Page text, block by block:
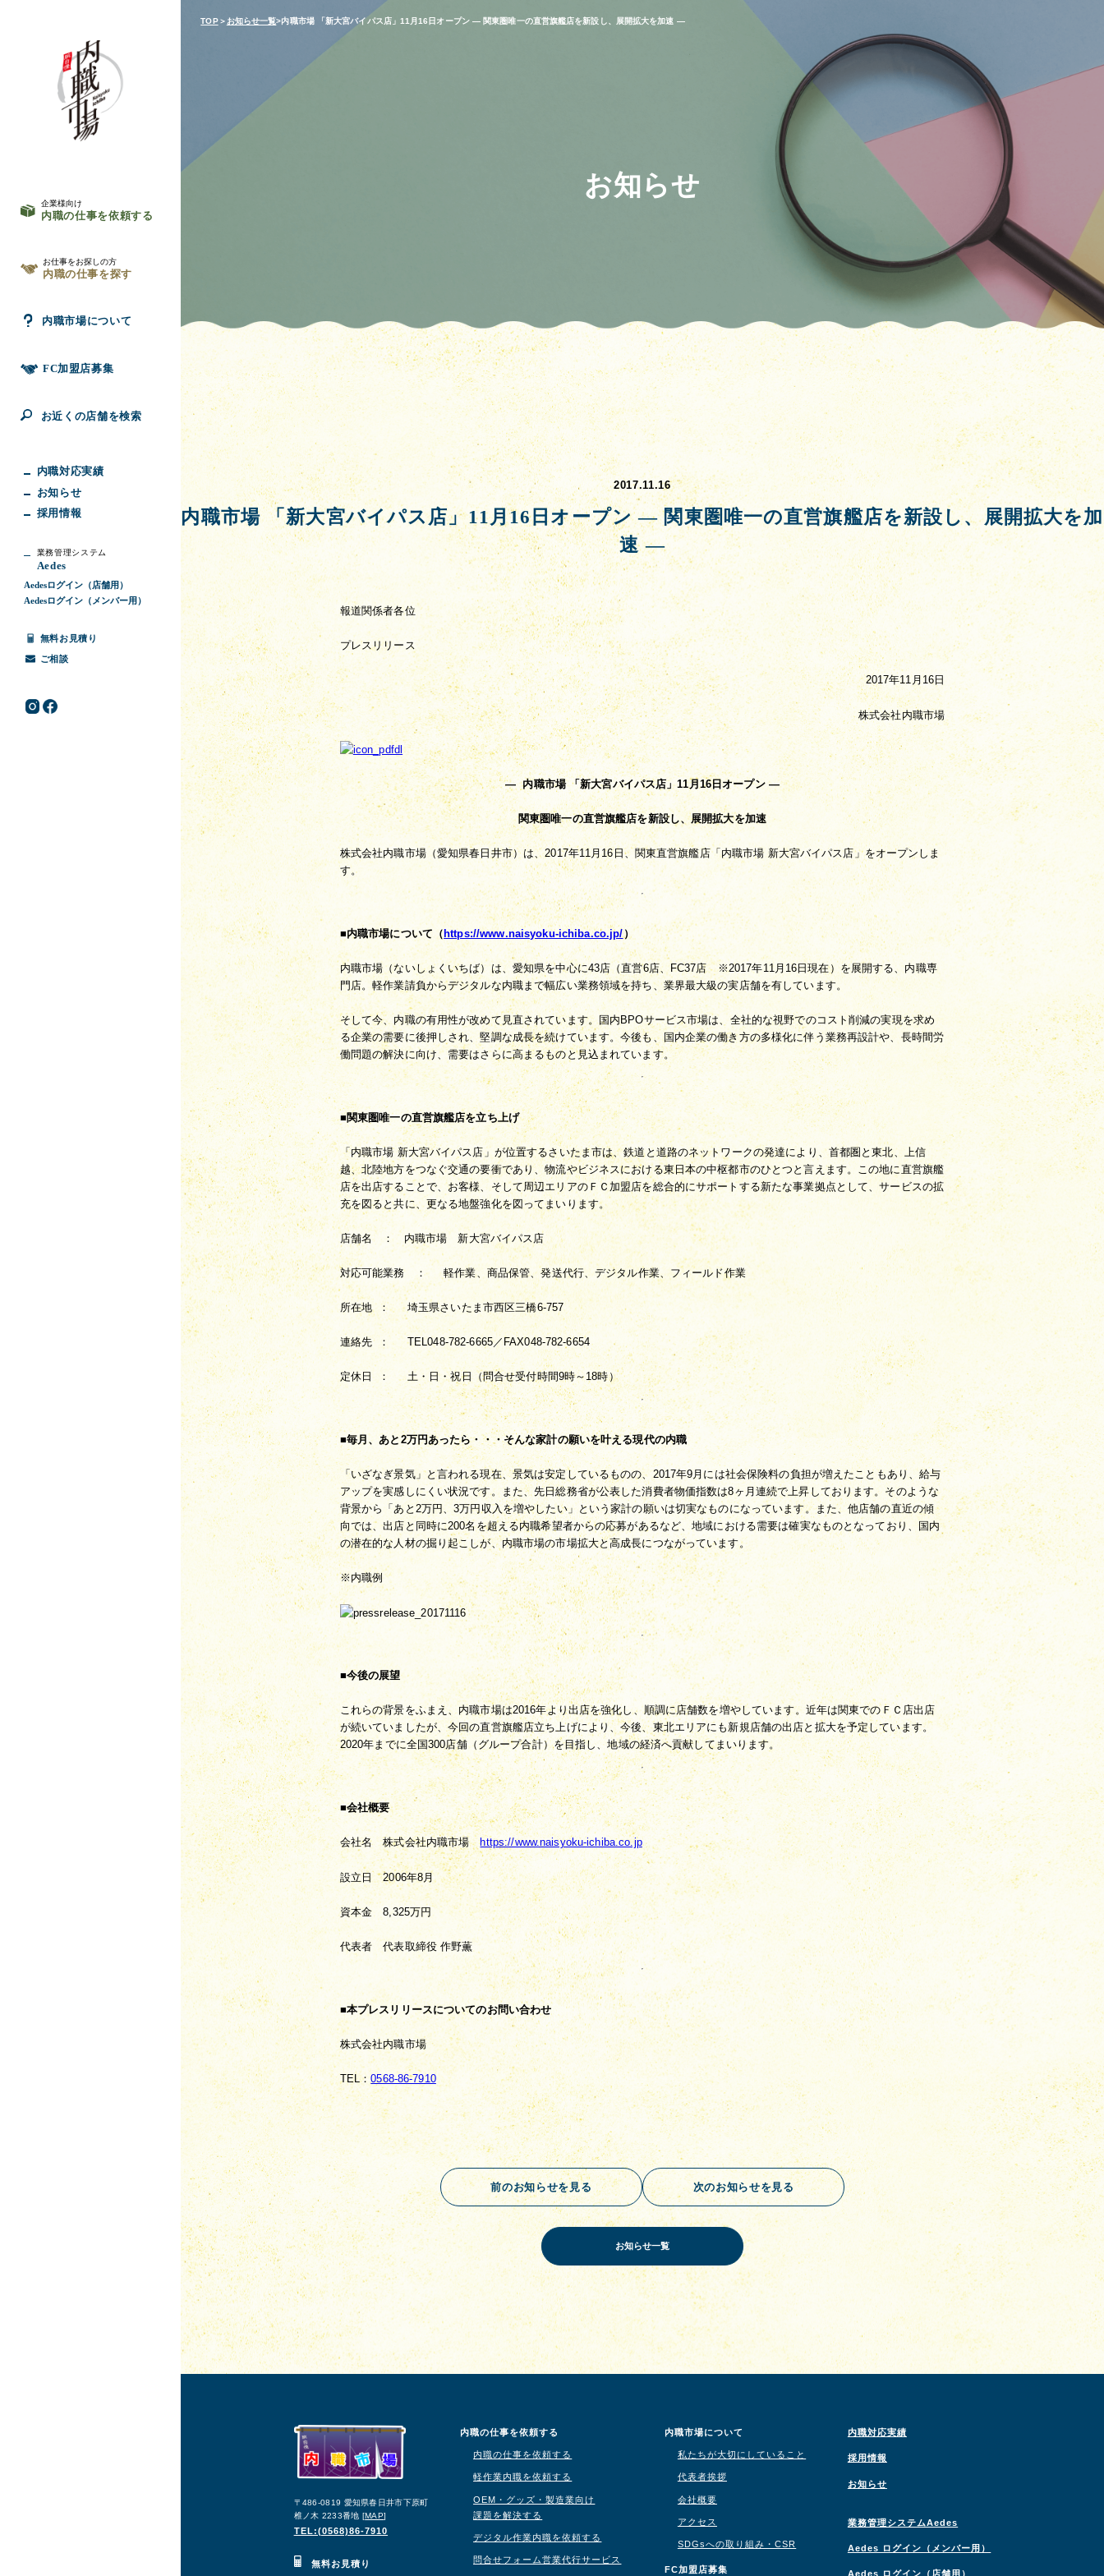
企業様向け
内職の仕事を依頼する
お仕事をお探しの方
内職の仕事を探す
内職市場について
FC加盟店募集
お近くの店舗を検索
内職対応実績
お知らせ
採用情報
業務管理システム
Aedes
Aedesログイン（店舗用）
Aedesログイン（メンバー用）
無料お見積り
ご相談
TOP＞お知らせ一覧>内職市場 「新大宮バイパス店」11月16日オープン — 関東圏唯一の直営旗艦店を新設し、展開拡大を加速 —
お知らせ
2017.11.16
内職市場 「新大宮バイパス店」11月16日オープン — 関東圏唯一の直営旗艦店を新設し、展開拡大を加
速 —
報道関係者各位
プレスリリース
2017年11月16日
株式会社内職市場
—  内職市場 「新大宮バイパス店」11月16日オープン —
関東圏唯一の直営旗艦店を新設し、展開拡大を加速
株式会社内職市場（愛知県春日井市）は、2017年11月16日、関東直営旗艦店「内職市場 新大宮バイパス店」をオープンしま
す。
■内職市場について（ https://www.naisyoku-ichiba.co.jp/）
内職市場（ないしょくいちば）は、愛知県を中心に43店（直営6店、FC37店　※2017年11月16日現在）を展開する、内職専
門店。軽作業請負からデジタルな内職まで幅広い業務領域を持ち、業界最大級の実店舗を有しています。
そして今、内職の有用性が改めて見直されています。国内BPOサービス市場は、全社的な視野でのコスト削減の実現を求め
る企業の需要に後押しされ、堅調な成長を続けています。今後も、国内企業の働き方の多様化に伴う業務再設計や、長時間労
働問題の解決に向け、需要はさらに高まるものと見込まれています。
■関東圏唯一の直営旗艦店を立ち上げ
「内職市場 新大宮バイパス店」が位置するさいたま市は、鉄道と道路のネットワークの発達により、首都圏と東北、上信
越、北陸地方をつなぐ交通の要衝であり、物流やビジネスにおける東日本の中枢都市のひとつと言えます。この地に直営旗艦
店を出店することで、お客様、そして周辺エリアのＦＣ加盟店を総合的にサポートする新たな事業拠点として、サービスの拡
充を図ると共に、更なる地盤強化を図ってまいります。
店舗名   ：　内職市場　新大宮バイパス店
対応可能業務　：  　軽作業、商品保管、発送代行、デジタル作業、フィールド作業
所在地  ：  　埼玉県さいたま市西区三橋6-757
連絡先  ：  　TEL048-782-6665／FAX048-782-6654
定休日  ：  　土・日・祝日（問合せ受付時間9時～18時）
■毎月、あと2万円あったら・・・そんな家計の願いを叶える現代の内職
「いざなぎ景気」と言われる現在、景気は安定しているものの、2017年9月には社会保険料の負担が増えたこともあり、給与
アップを実感しにくい状況です。また、先日総務省が公表した消費者物価指数は8ヶ月連続で上昇しております。そのような
背景から「あと2万円、3万円収入を増やしたい」という家計の願いは切実なものになっています。また、他店舗の直近の傾
向では、出店と同時に200名を超える内職希望者からの応募があるなど、地域における需要は確実なものとなっており、国内
の潜在的な人材の掘り起こしが、内職市場の市場拡大と高成長につながっています。
※内職例
■今後の展望
これらの背景をふまえ、内職市場は2016年より出店を強化し、順調に店舗数を増やしています。近年は関東でのＦＣ店出店
が続いていましたが、今回の直営旗艦店立ち上げにより、今後、東北エリアにも新規店舗の出店と拡大を予定しています。
2020年までに全国300店舗（グループ合計）を目指し、地域の経済へ貢献してまいります。
■会社概要
会社名　株式会社内職市場 https://www.naisyoku-ichiba.co.jp
設立日　2006年8月
資本金　8,325万円
代表者　代表取締役 作野薫
■本プレスリリースについてのお問い合わせ
株式会社内職市場
TEL：0568-86-7910
前のお知らせを見る 次のお知らせを見る
お知らせ一覧
〒486-0819 愛知県春日井市下原町
椎ノ木 2233番地 [MAP]
TEL:(0568)86-7910
無料お見積り
内職の仕事を依頼する
内職の仕事を依頼する
軽作業内職を依頼する
OEM・グッズ・製造業向け
課題を解決する
デジタル作業内職を依頼する
問合せフォーム営業代行サービス
内職市場について
私たちが大切にしていること
代表者挨拶
会社概要
アクセス
SDGsへの取り組み・CSR
FC加盟店募集
内職対応実績
採用情報
お知らせ
業務管理システムAedes
Aedes ログイン（メンバー用）
Aedes ログイン（店舗用）